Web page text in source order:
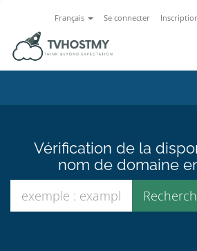
Français Se connecter
Vérification de la
nom de domaine